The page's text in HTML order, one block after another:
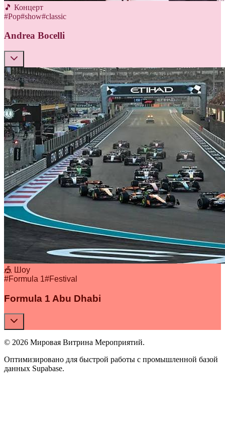
🎵 Концерт
#Pop#show#classic
Andrea Bocelli
🎪 Шоу
#Formula 1#Festival
Formula 1 Abu Dhabi
© 2026 Мировая Витрина Мероприятий.
Оптимизировано для быстрой работы с промышленной базой
данных Supabase.